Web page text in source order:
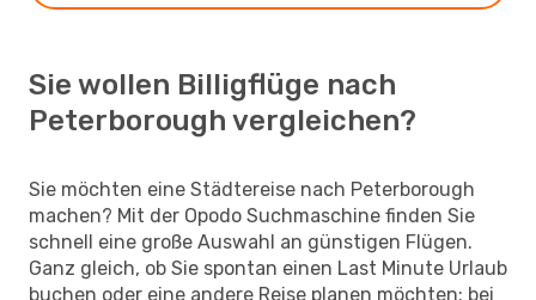
Sie wollen Billigflüge nach
Peterborough vergleichen?
Sie möchten eine Städtereise nach Peterborough
machen? Mit der Opodo Suchmaschine finden Sie
schnell eine große Auswahl an günstigen Flügen.
Ganz gleich, ob Sie spontan einen Last Minute Urlaub
buchen oder eine andere Reise planen möchten: bei